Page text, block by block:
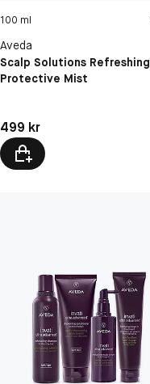
100 ml
Aveda
Scalp Solutions Refreshing
Protective Mist
Pris: 499 kr
499 kr